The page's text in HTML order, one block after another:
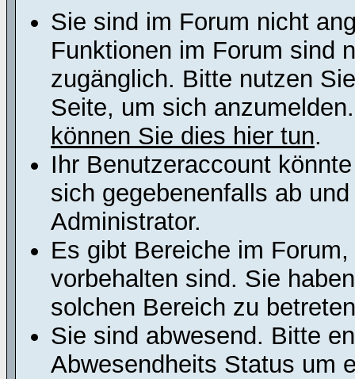
Sie sind im Forum nicht
Funktionen im Forum sind
zugänglich. Bitte nutzen
Seite, um sich
können Sie dies hier tun.
Ihr Benutzeraccount
sich gegebenenfalls ab
Administrator.
Es gibt Bereiche im
vorbehalten sind. Sie
solchen Bereich zu
Sie sind abwesend. Bitte
Abwesendheits Status um